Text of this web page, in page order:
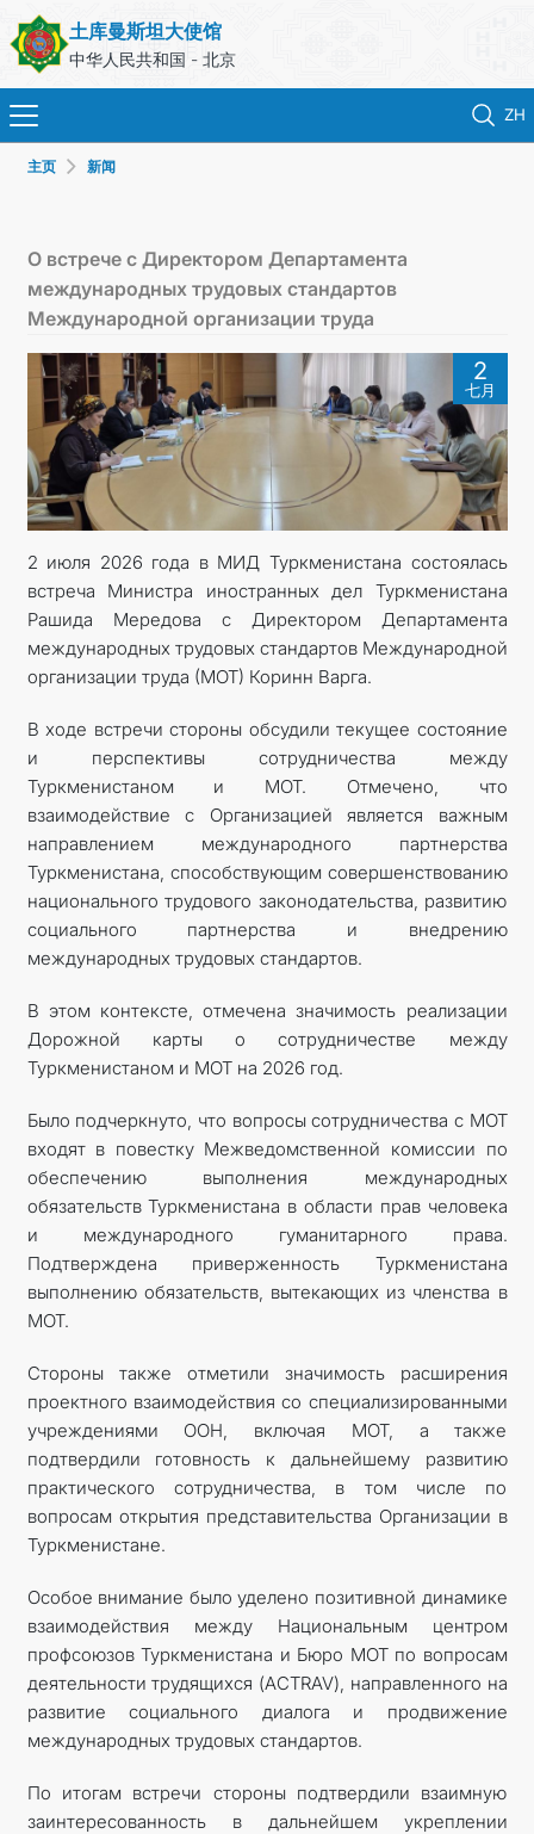
土库曼斯坦大使馆
中华人民共和国 - 北京
ZH
土库曼斯坦
联系我们
主页 新闻
О встрече с Директором Департамента
международных трудовых стандартов
Международной организации труда
2
七月
2 июля 2026 года в МИД Туркменистана состоялась
встреча Министра иностранных дел Туркменистана
Рашида Мередова с Директором Департамента
международных трудовых стандартов Международной
организации труда (МОТ) Коринн Варга.
В ходе встречи стороны обсудили текущее состояние
и перспективы сотрудничества между
Туркменистаном и МОТ. Отмечено, что
взаимодействие с Организацией является важным
направлением международного партнерства
Туркменистана, способствующим совершенствованию
национального трудового законодательства, развитию
социального партнерства и внедрению
международных трудовых стандартов.
В этом контексте, отмечена значимость реализации
Дорожной карты о сотрудничестве между
Туркменистаном и МОТ на 2026 год.
Было подчеркнуто, что вопросы сотрудничества с МОТ
входят в повестку Межведомственной комиссии по
обеспечению выполнения международных
обязательств Туркменистана в области прав человека
и международного гуманитарного права.
Подтверждена приверженность Туркменистана
выполнению обязательств, вытекающих из членства в
МОТ.
Стороны также отметили значимость расширения
проектного взаимодействия со специализированными
учреждениями ООН, включая МОТ, а также
подтвердили готовность к дальнейшему развитию
практического сотрудничества, в том числе по
вопросам открытия представительства Организации в
Туркменистане.
Особое внимание было уделено позитивной динамике
взаимодействия между Национальным центром
профсоюзов Туркменистана и Бюро МОТ по вопросам
деятельности трудящихся (ACTRAV), направленного на
развитие социального диалога и продвижение
международных трудовых стандартов.
По итогам встречи стороны подтвердили взаимную
заинтересованность в дальнейшем укреплении